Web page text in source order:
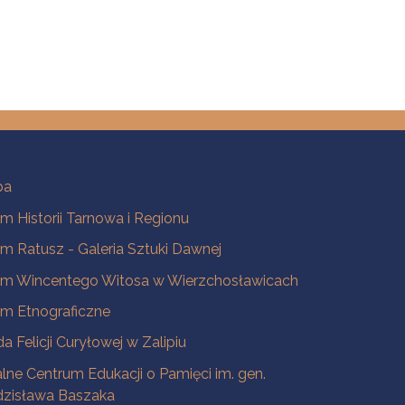
Historii Tarnowa i Regionu
Ratusz - Galeria Sztuki Dawnej
Wincentego Witosa w Wierzchosławicach
Etnograficzne
Felicji Curyłowej w Zalipiu
Centrum Edukacji o Pamięci im. gen.
Baszaka